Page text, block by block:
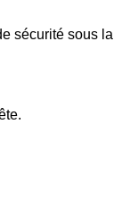
sécurité sous la